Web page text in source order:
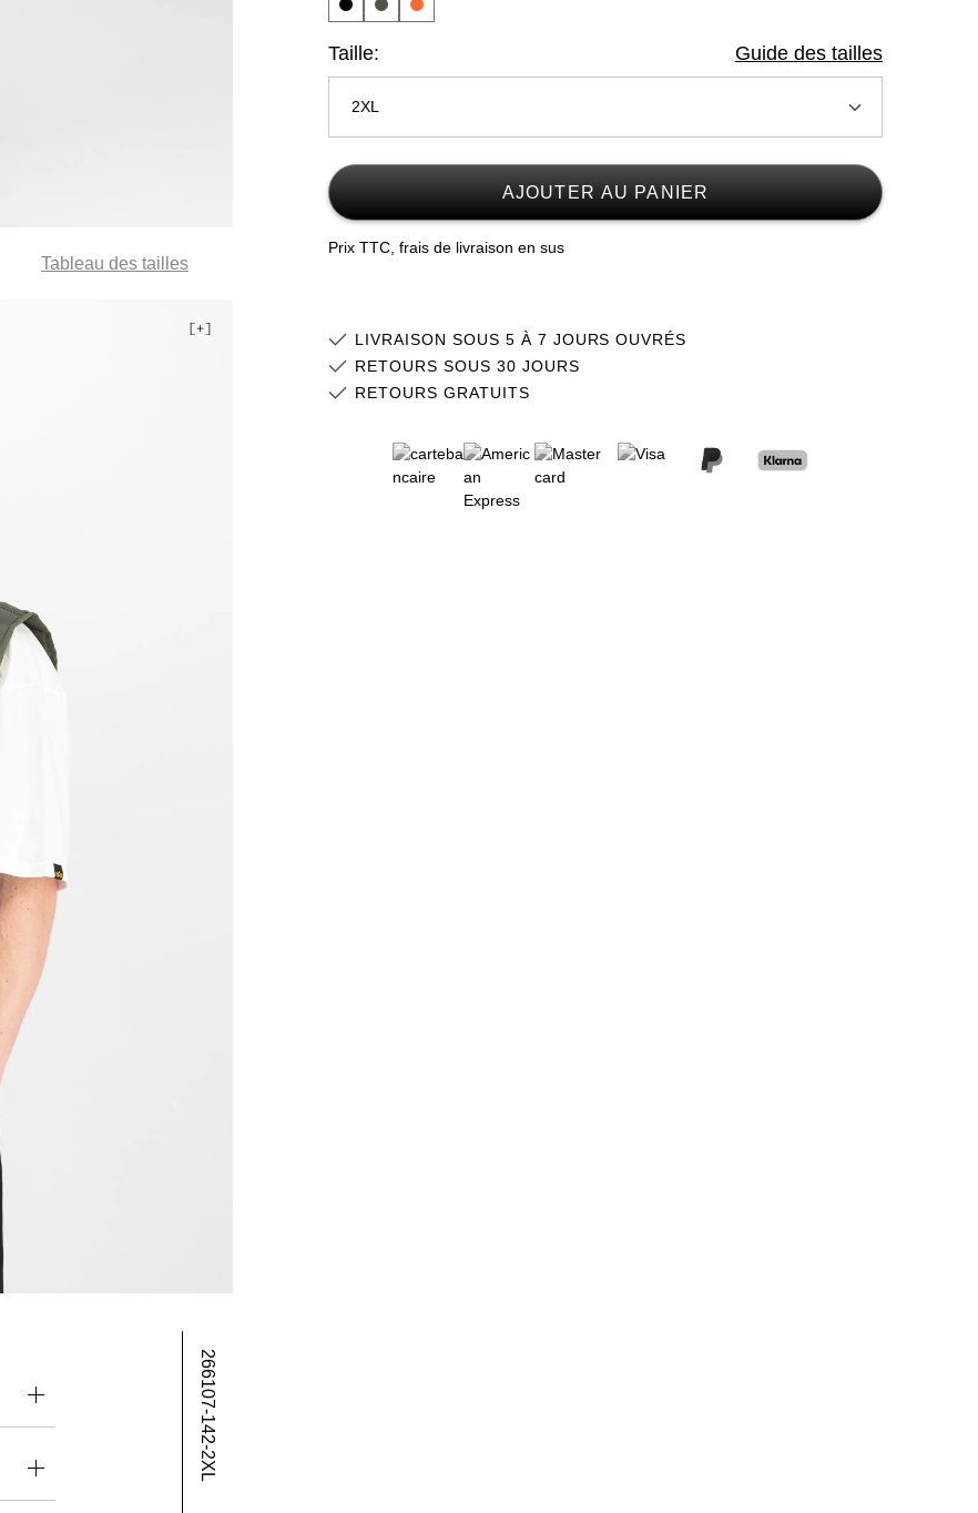
Tableau des tailles
266107-142-2XL
Taille: Guide des tailles
2XL
M
2XL
3XL
AJOUTER AU PANIER
Prix TTC, frais de livraison en sus
LIVRAISON SOUS 5 À 7 JOURS OUVRÉS
RETOURS SOUS 30 JOURS
RETOURS GRATUITS